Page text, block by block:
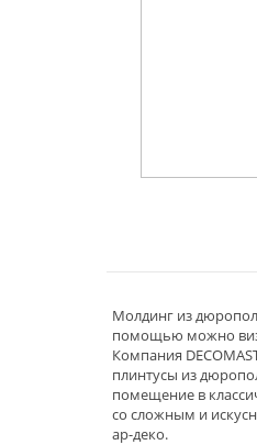
Молдинг из
помощью можно
Компания
плинтусы из
помещение в
со сложным и
ар-деко.